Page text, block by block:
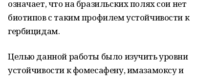
означает, что на бразильских полях сои нет
биотипов с таким профилем устойчивости к
гербицидам.
Целью данной работы было изучить уровни
устойчивости к фомесафену, имазамоксу и